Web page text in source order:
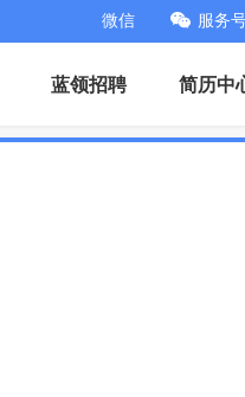
微信 服务
蓝领招聘 简历中